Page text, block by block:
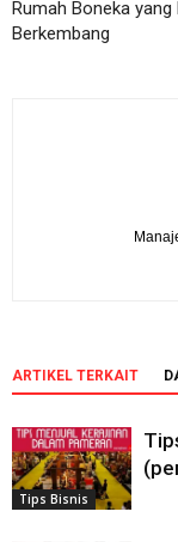
Rumah Boneka yang
Berkembang
ARTIKEL TERKAIT
Tips Bisnis